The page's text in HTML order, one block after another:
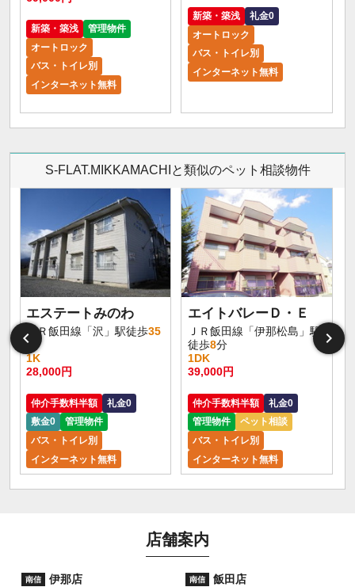
新築・築浅
管理物件
オートロック
バス・トイレ別
インターネット無料
新築・築浅
礼金0
オートロック
バス・トイレ別
インターネット無料
S-FLAT.MIKKAMACHIと類似のペット相談物件
エステートみのわ
ＪＲ飯田線「沢」駅徒歩35
分
1K
28,000円
仲介手数料半額
礼金0
敷金0
管理物件
バス・トイレ別
インターネット無料
エイトバレーＤ・Ｅ
ＪＲ飯田線「伊那松島」駅
徒歩8分
1DK
39,000円
仲介手数料半額
礼金0
管理物件
ペット相談
バス・トイレ別
インターネット無料
店舗案内
南信 伊那店 南信 飯田店